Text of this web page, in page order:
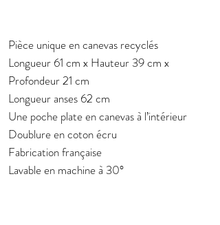
Pièce unique en canevas recyclés
Longueur 61 cm x Hauteur 39 cm x
Profondeur 21 cm
Longueur anses 62 cm
Une poche plate en canevas à l’intérieur
Doublure en coton écru
Fabrication française
Lavable en machine à 30°